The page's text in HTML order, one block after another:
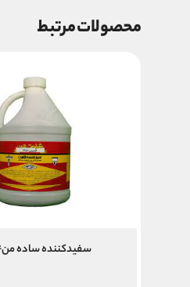
محصولات مرتبط
سفیدکننده ساده من۴ل۴ع